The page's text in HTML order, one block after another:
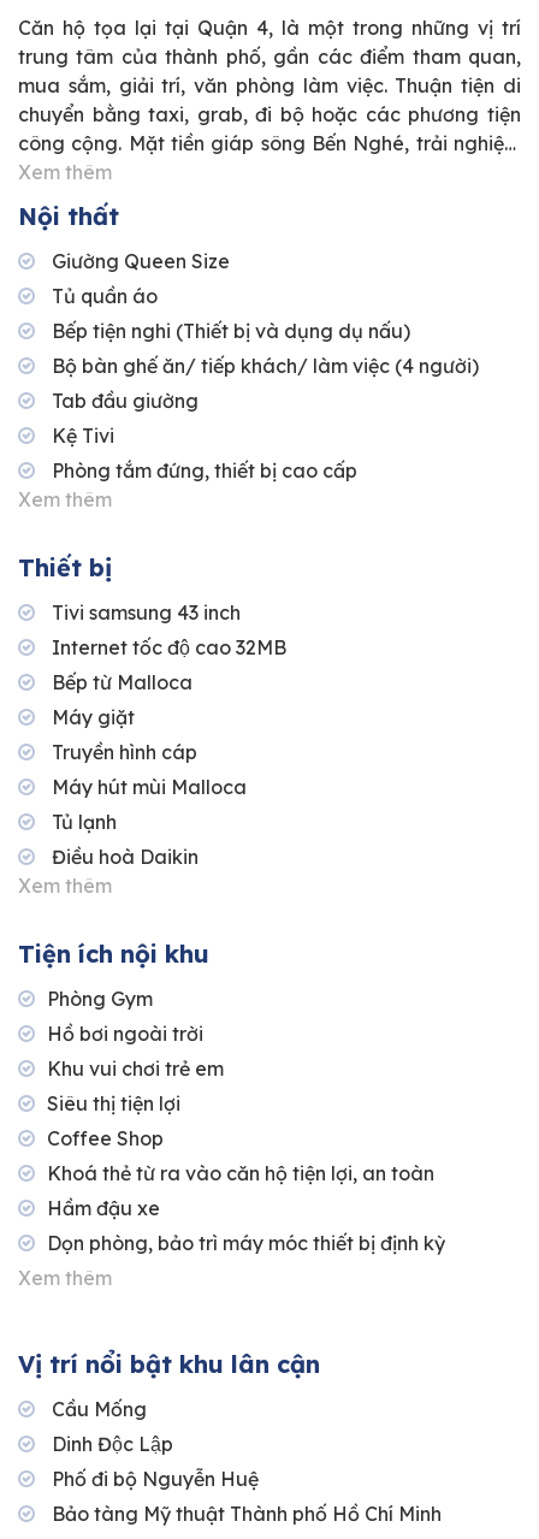
Căn hộ tọa lại tại Quận 4, là một trong những vị trí
trung tâm của thành phố, gần các điểm tham quan,
mua sắm, giải trí, văn phòng làm việc. Thuận tiện di
chuyển bằng taxi, grab, đi bộ hoặc các phương tiện
công cộng. Mặt tiền giáp sông Bến Nghé, trải nghiệm
không gian sống trong lành. Căn hộ sở hữu phong
cách thiết kế Tropical, không gian thích hợp làm văn
phòng làm việc và lưu trú.
Xem thêm
Nội thất
Giường Queen Size
Tủ quần áo
Bếp tiện nghi (Thiết bị và dụng dụ nấu)
Bộ bàn ghế ăn/ tiếp khách/ làm việc (4 người)
Tab đầu giường
Kệ Tivi
Phòng tắm đứng, thiết bị cao cấp
Xem thêm
Thiết bị
Tivi samsung 43 inch
Internet tốc độ cao 32MB
Bếp từ Malloca
Máy giặt
Truyền hình cáp
Máy hút mùi Malloca
Tủ lạnh
Điều hoà Daikin
Xem thêm
Tiện ích nội khu
Phòng Gym
Hồ bơi ngoài trời
Khu vui chơi trẻ em
Siêu thị tiện lợi
Coffee Shop
Khoá thẻ từ ra vào căn hộ tiện lợi, an toàn
Hầm đậu xe
Dọn phòng, bảo trì máy móc thiết bị định kỳ
Xem thêm
Vị trí nổi bật khu lân cận
Cầu Mống
Dinh Độc Lập
Phố đi bộ Nguyễn Huệ
Bảo tàng Mỹ thuật Thành phố Hồ Chí Minh